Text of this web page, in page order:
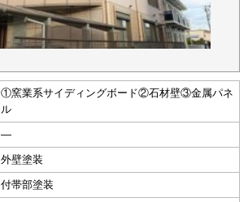
①窯業系サイディングボード②石材壁③金属パネ
ル
―
外壁塗装
付帯部塗装